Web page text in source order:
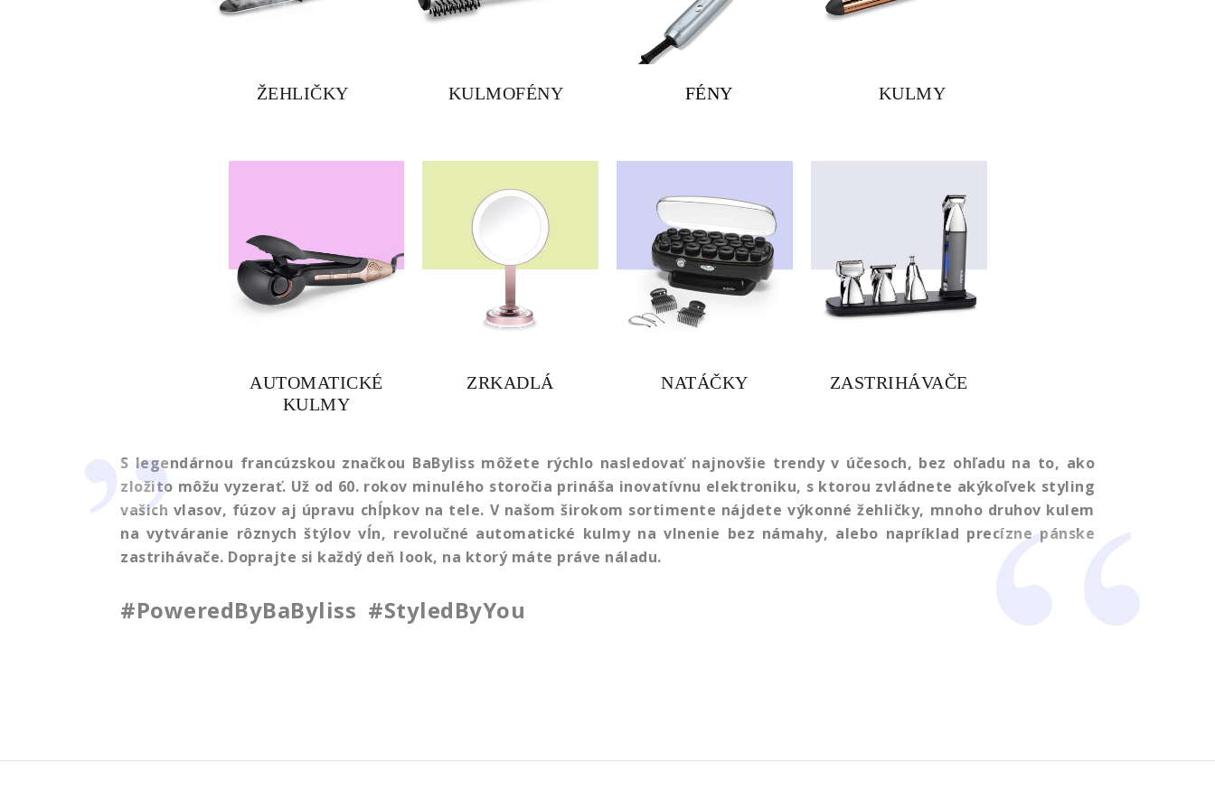
ŽEHLIČKY KULMOFÉNY FÉNY KULMY
AUTOMATICKÉ
KULMY
ZRKADLÁ NATÁČKY ZASTRIHÁVAČE
S legendárnou francúzskou značkou BaByliss môžete rýchlo nasledovať najnovšie trendy v účesoch, bez ohľadu na to, ako
zložito môžu vyzerať. Už od 60. rokov minulého storočia prináša inovatívnu elektroniku, s ktorou zvládnete akýkoľvek styling
vašich vlasov, fúzov aj úpravu chĺpkov na tele. V našom širokom sortimente nájdete výkonné žehličky, mnoho druhov kulem
na vytváranie rôznych štýlov vĺn, revolučné automatické kulmy na vlnenie bez námahy, alebo napríklad precízne pánske
zastrihávače. Doprajte si každý deň look, na ktorý máte práve náladu.
#PoweredByBaByliss #StyledByYou